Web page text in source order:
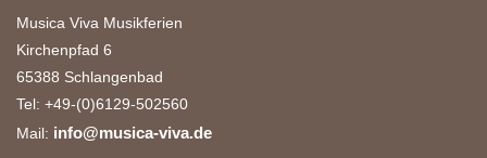
Musica Viva Musikferien
Kirchenpfad 6
65388 Schlangenbad
Tel: +49-(0)6129-502560
Mail: info@musica-viva.de